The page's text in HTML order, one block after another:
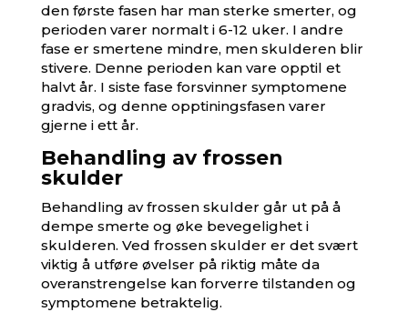
den første fasen har man sterke smerter, og
perioden varer normalt i 6-12 uker. I andre
fase er smertene mindre, men skulderen blir
stivere. Denne perioden kan vare opptil et
halvt år. I siste fase forsvinner symptomene
gradvis, og denne opptiningsfasen varer
gjerne i ett år.
Behandling av frossen
skulder
Behandling av frossen skulder går ut på å
dempe smerte og øke bevegelighet i
skulderen. Ved frossen skulder er det svært
viktig å utføre øvelser på riktig måte da
overanstrengelse kan forverre tilstanden og
symptomene betraktelig.